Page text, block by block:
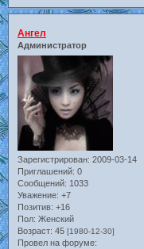
Ангел
Администратор
Зарегистрирован: 2009-03-14
Приглашений: 0
Сообщений: 1033
Уважение: +7
Позитив: +16
Пол: Женский
Возраст: 45 [1980-12-30]
Провел на форуме: